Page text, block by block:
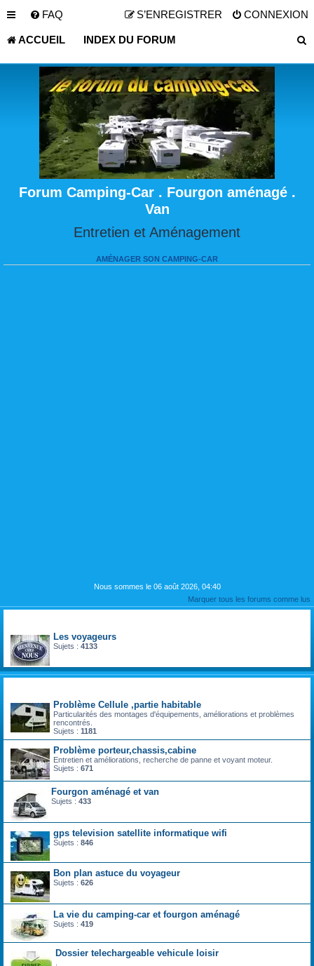
FAQ CONNEXION
S’ENREGISTRER
ACCUEIL INDEX DU FORUM
Forum Camping-Car . Fourgon aménagé .
Van
Entretien et Aménagement
AMÉNAGER SON CAMPING-CAR
Nous sommes le 06 août 2026, 04:40
Marquer tous les forums comme lus
Les voyageurs
Sujets : 4133
Problème Cellule ,partie habitable
Particularités des montages d'équipements, améliorations et problèmes
rencontrés.
Sujets : 1181
Problème porteur,chassis,cabine
Entretien et améliorations, recherche de panne et voyant moteur.
Sujets : 671
Fourgon aménagé et van
Sujets : 433
gps television satellite informatique wifi
Sujets : 846
Bon plan astuce du voyageur
Sujets : 626
La vie du camping-car et fourgon aménagé
Sujets : 419
Dossier telechargeable vehicule loisir